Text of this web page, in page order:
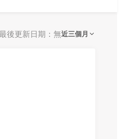
後更新日期：無近三個月